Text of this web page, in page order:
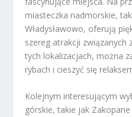
miasteczka nadmorskie,
Władysławowo, oferują
szereg atrakcji związanych
tych lokalizacjach, można
rybach i cieszyć się
Kolejnym interesującym
górskie, takie jak